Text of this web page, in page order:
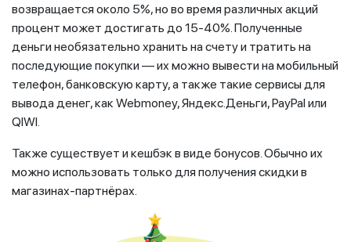
возвращается около 5%, но во время различных акций
процент может достигать до 15-40%. Полученные
деньги необязательно хранить на счету и тратить на
последующие покупки — их можно вывести на мобильный
телефон, банковскую карту, а также такие сервисы для
вывода денег, как Webmoney, Яндекс.Деньги, PayPal или
QIWI.
Также существует и кешбэк в виде бонусов. Обычно их
можно использовать только для получения скидки в
магазинах-партнёрах.